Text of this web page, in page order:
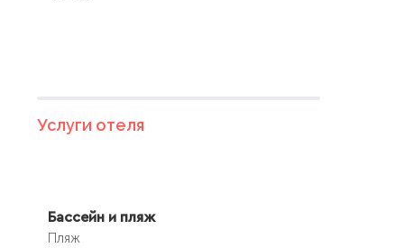
Услуги отеля
Бассейн и пляж
Пляж